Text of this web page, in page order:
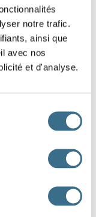
notre trafic.
ainsi que
avec nos
et d'analyse.